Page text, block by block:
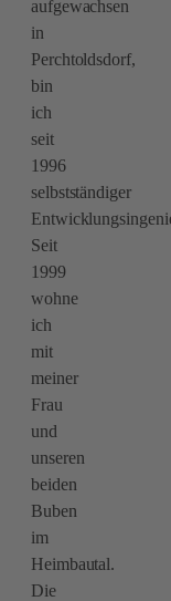
aufgewachsen
in
Perchtoldsdorf,
bin
ich
seit
1996
selbstständiger
Seit
1999
wohne
ich
mit
meiner
Frau
und
unseren
beiden
Buben
im
Heimbautal.
Die